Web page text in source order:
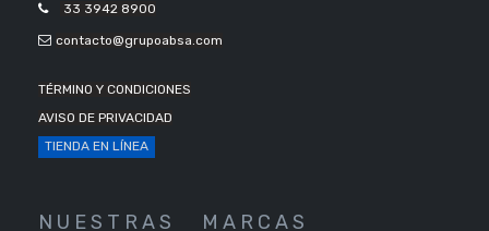
33 3942 8900
contacto@grupoabsa.com
TÉRMINO Y CONDICIONES
AVISO DE PRIVACIDAD
TIENDA EN LÍNEA
N U E S T R A S M A R C A S